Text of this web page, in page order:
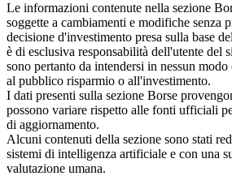
Le informazioni contenute nella sezione
soggette a cambiamenti e modifiche senza
decisione d'investimento presa sulla base
è di esclusiva responsabilità dell'utente del
sono pertanto da intendersi in nessun
al pubblico risparmio o all'investimento.
I dati presenti sulla sezione Borse
possono variare rispetto alle fonti ufficiali
di aggiornamento.
Alcuni contenuti della sezione sono stati
sistemi di intelligenza artificiale e con una
valutazione umana.